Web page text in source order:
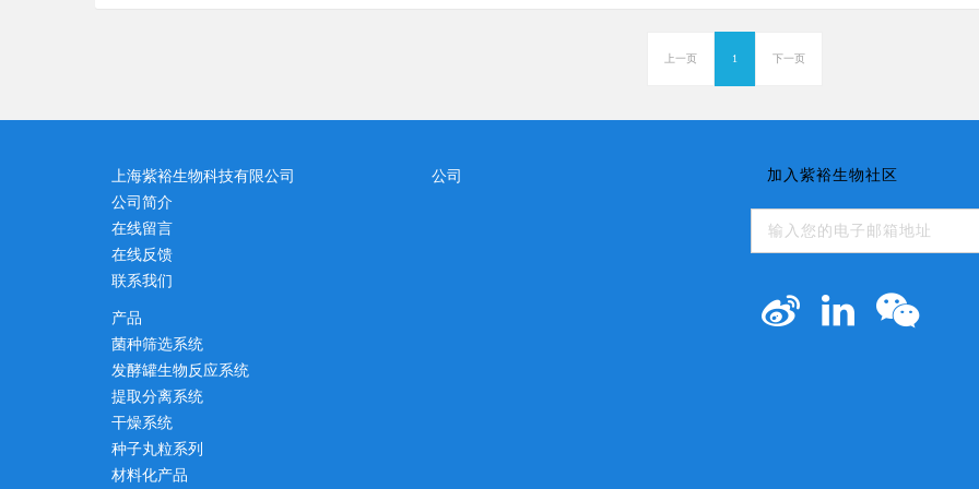
上一页 1 下一页
加入紫裕生物社区
上海紫裕生物科技有限公司
公司简介
在线留言
在线反馈
联系我们
产品
菌种筛选系统
发酵罐生物反应系统
提取分离系统
干燥系统
种子丸粒系列
材料化产品
公司